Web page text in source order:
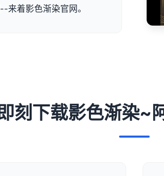
来着影色渐染官网。
刻下载影色渐染~